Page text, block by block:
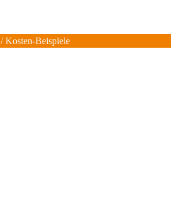
/ Kosten-Beispiele